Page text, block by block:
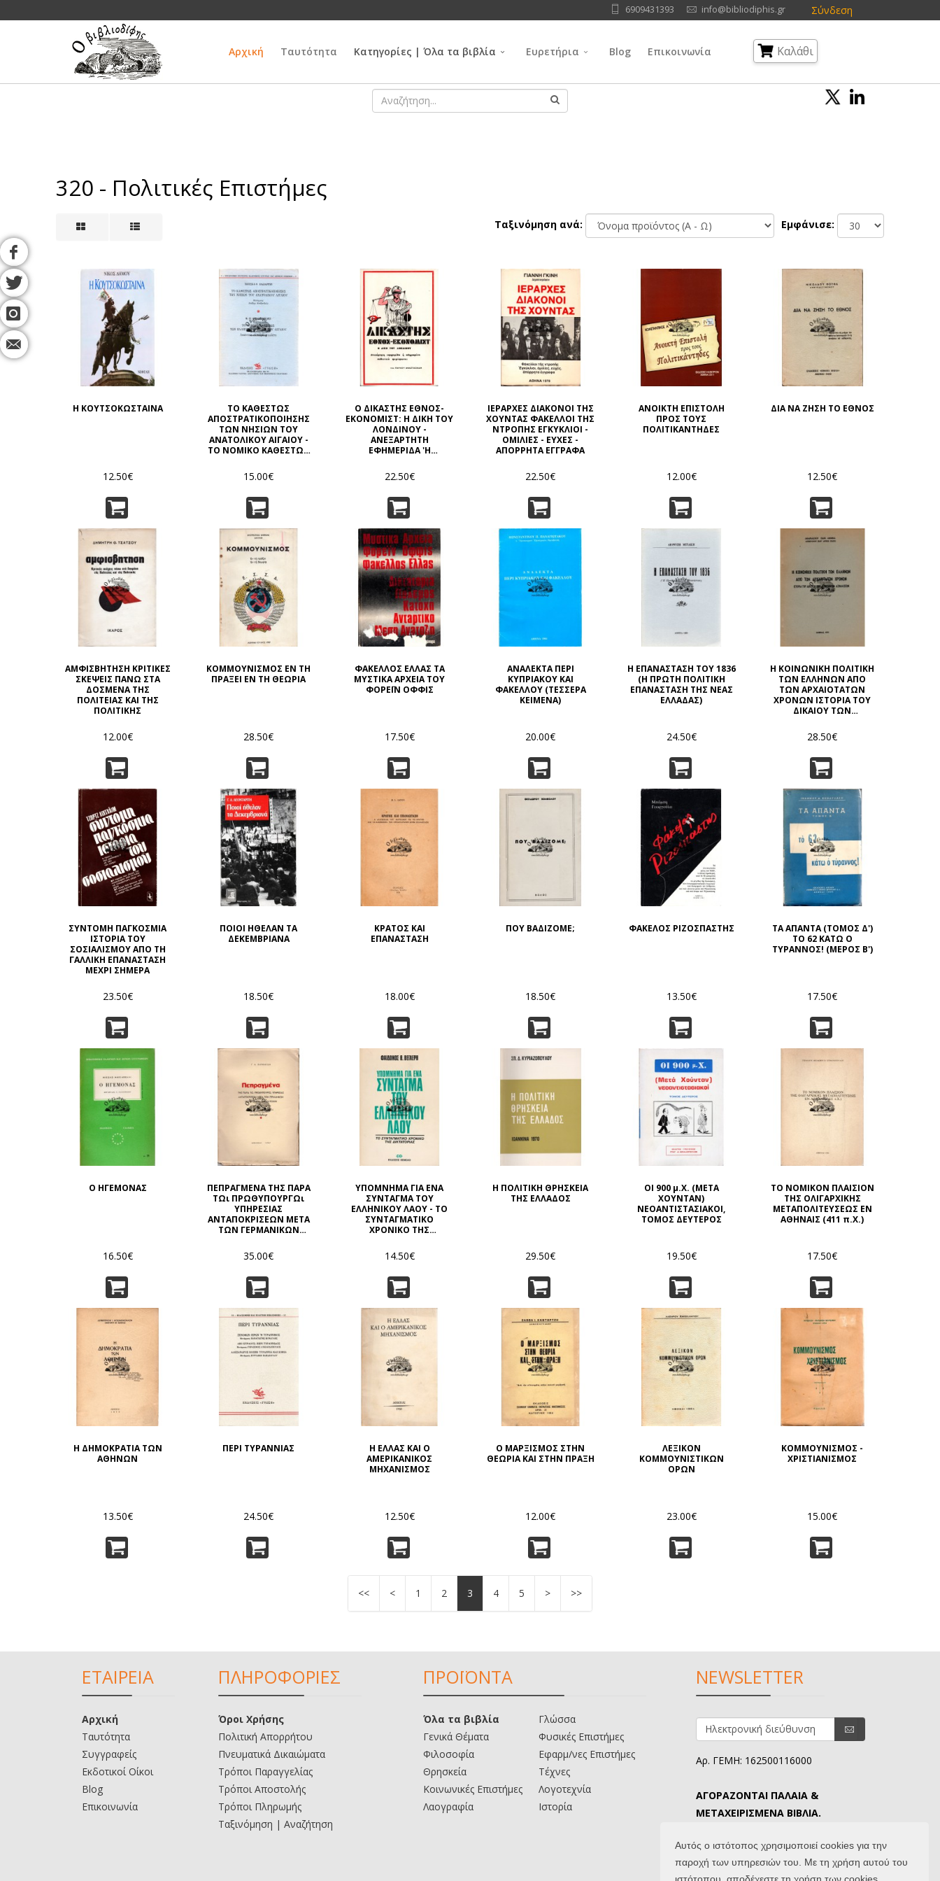
Αυτός ο ιστότοπος χρησιμοποιεί cookies για την
παροχή των υπηρεσιών του. Με τη χρήση αυτού του
Σύνδεση
6909431393 info@bibliodiphis.gr
Αρχική Ταυτότητα Κατηγορίες | Όλα τα βιβλία Ευρετήρια Blog Επικοινωνία Καλάθι
320 - Πολιτικές Επιστήμες
Εμφάνισε:
Ταξινόμηση ανά:
Η ΚΟΥΤΣΟΚΩΣΤΑΙΝΑ
12.50€
ΤΟ ΚΑΘΕΣΤΩΣ
ΑΠΟΣΤΡΑΤΙΚΟΠΟΙΗΣΗΣ
ΤΩΝ ΝΗΣΙΩΝ ΤΟΥ
ΑΝΑΤΟΛΙΚΟΥ ΑΙΓΑΙΟΥ -
ΤΟ ΝΟΜΙΚΟ ΚΑΘΕΣΤΩΣ
ΝΗΣΙΩΝ ΤΟΥ ΑΙΓΑΙΟΥ
15.00€
Ο ΔΙΚΑΣΤΗΣ ΕΘΝΟΣ-
ΕΚΟΝΟΜΙΣΤ: Η ΔΙΚΗ ΤΟΥ
ΛΟΝΔΙΝΟΥ -
ΑΝΕΞΑΡΤΗΤΗ
ΕΦΗΜΕΡΙΔΑ 'Η
ΦΕΡΕΦΩΝΟ;
22.50€
ΙΕΡΑΡΧΕΣ ΔΙΑΚΟΝΟΙ ΤΗΣ
ΧΟΥΝΤΑΣ ΦΑΚΕΛΛΟΙ ΤΗΣ
ΝΤΡΟΠΗΣ ΕΓΚΥΚΛΙΟΙ -
ΟΜΙΛΙΕΣ - ΕΥΧΕΣ -
ΑΠΟΡΡΗΤΑ ΕΓΓΡΑΦΑ
22.50€
ΑΝΟΙΚΤΗ ΕΠΙΣΤΟΛΗ
ΠΡΟΣ ΤΟΥΣ
ΠΟΛΙΤΙΚΑΝΤΗΔΕΣ
12.00€
ΔΙΑ ΝΑ ΖΗΣΗ ΤΟ ΕΘΝΟΣ
12.50€
ΑΜΦΙΣΒΗΤΗΣΗ ΚΡΙΤΙΚΕΣ
ΣΚΕΨΕΙΣ ΠΑΝΩ ΣΤΑ
ΔΟΣΜΕΝΑ ΤΗΣ
ΠΟΛΙΤΕΙΑΣ ΚΑΙ ΤΗΣ
ΠΟΛΙΤΙΚΗΣ
12.00€
ΚΟΜΜΟΥΝΙΣΜΟΣ ΕΝ ΤΗ
ΠΡΑΞΕΙ ΕΝ ΤΗ ΘΕΩΡΙΑ
28.50€
ΦΑΚΕΛΛΟΣ ΕΛΛΑΣ ΤΑ
ΜΥΣΤΙΚΑ ΑΡΧΕΙΑ ΤΟΥ
ΦΟΡΕΪΝ ΟΦΦΙΣ
17.50€
ΑΝΑΛΕΚΤΑ ΠΕΡΙ
ΚΥΠΡΙΑΚΟΥ ΚΑΙ
ΦΑΚΕΛΛΟΥ (ΤΕΣΣΕΡΑ
ΚΕΙΜΕΝΑ)
20.00€
Η ΕΠΑΝΑΣΤΑΣΗ ΤΟΥ 1836
(Η ΠΡΩΤΗ ΠΟΛΙΤΙΚΗ
ΕΠΑΝΑΣΤΑΣΗ ΤΗΣ ΝΕΑΣ
ΕΛΛΑΔΑΣ)
24.50€
Η ΚΟΙΝΩΝΙΚΗ ΠΟΛΙΤΙΚΗ
ΤΩΝ ΕΛΛΗΝΩΝ ΑΠΟ
ΤΩΝ ΑΡΧΑΙΟΤΑΤΩΝ
ΧΡΟΝΩΝ ΙΣΤΟΡΙΑ ΤΟΥ
ΔΙΚΑΙΟΥ ΤΩΝ
ΑΣΦΑΛΙΣΕΩΝ
28.50€
ΣΥΝΤΟΜΗ ΠΑΓΚΟΣΜΙΑ
ΙΣΤΟΡΙΑ ΤΟΥ
ΣΟΣΙΑΛΙΣΜΟΥ ΑΠΟ ΤΗ
ΓΑΛΛΙΚΗ ΕΠΑΝΑΣΤΑΣΗ
ΜΕΧΡΙ ΣΗΜΕΡΑ
23.50€
ΠΟΙΟΙ ΗΘΕΛΑΝ ΤΑ
ΔΕΚΕΜΒΡΙΑΝΑ
18.50€
ΚΡΑΤΟΣ ΚΑΙ
ΕΠΑΝΑΣΤΑΣΗ
18.00€
ΠΟΥ ΒΑΔΙΖΟΜΕ;
18.50€
ΦΑΚΕΛΟΣ ΡΙΖΟΣΠΑΣΤΗΣ
13.50€
ΤΑ ΑΠΑΝΤΑ (ΤΟΜΟΣ Δ')
ΤΟ 62 ΚΑΤΩ Ο
ΤΥΡΑΝΝΟΣ! (ΜΕΡΟΣ Β')
17.50€
Ο ΗΓΕΜΟΝΑΣ
16.50€
ΠΕΠΡΑΓΜΕΝΑ ΤΗΣ ΠΑΡΑ
ΤΩι ΠΡΩΘΥΠΟΥΡΓΩι
ΥΠΗΡΕΣΙΑΣ
ΑΝΤΑΠΟΚΡΙΣΕΩΝ ΜΕΤΑ
ΤΩΝ ΓΕΡΜΑΝΙΚΩΝ
ΚΑΤΟΧΗΝ
35.00€
ΥΠΟΜΝΗΜΑ ΓΙΑ ΕΝΑ
ΣΥΝΤΑΓΜΑ ΤΟΥ
ΕΛΛΗΝΙΚΟΥ ΛΑΟΥ - ΤΟ
ΣΥΝΤΑΓΜΑΤΙΚΟ
ΧΡΟΝΙΚΟ ΤΗΣ
14.50€
Η ΠΟΛΙΤΙΚΗ ΘΡΗΣΚΕΙΑ
ΤΗΣ ΕΛΛΑΔΟΣ
29.50€
ΟΙ 900 μ.Χ. (ΜΕΤΑ
ΧΟΥΝΤΑΝ)
ΝΕΟΑΝΤΙΣΤΑΣΙΑΚΟΙ,
ΤΟΜΟΣ ΔΕΥΤΕΡΟΣ
19.50€
ΤΟ ΝΟΜΙΚΟΝ ΠΛΑΙΣΙΟΝ
ΤΗΣ ΟΛΙΓΑΡΧΙΚΗΣ
ΜΕΤΑΠΟΛΙΤΕΥΣΕΩΣ ΕΝ
ΑΘΗΝΑΙΣ (411 π.Χ.)
17.50€
Η ΔΗΜΟΚΡΑΤΙΑ ΤΩΝ
ΑΘΗΝΩΝ
13.50€
ΠΕΡΙ ΤΥΡΑΝΝΙΑΣ
24.50€
Η ΕΛΛΑΣ ΚΑΙ Ο
ΑΜΕΡΙΚΑΝΙΚΟΣ
ΜΗΧΑΝΙΣΜΟΣ
12.50€
Ο ΜΑΡΞΙΣΜΟΣ ΣΤΗΝ
ΘΕΩΡΙΑ ΚΑΙ ΣΤΗΝ ΠΡΑΞΗ
12.00€
ΛΕΞΙΚΟΝ
ΚΟΜΜΟΥΝΙΣΤΙΚΩΝ
ΟΡΩΝ
23.00€
ΚΟΜΜΟΥΝΙΣΜΟΣ -
ΧΡΙΣΤΙΑΝΙΣΜΟΣ
15.00€
<< < 1 2 3 4 5 > >>
ΕΤΑΙΡΕΙΑ
Αρχική
Ταυτότητα
Συγγραφείς
Εκδοτικοί Οίκοι
Blog
Επικοινωνία
ΠΛΗΡΟΦΟΡΙΕΣ
Όροι Χρήσης
Πολιτική Απορρήτου
Πνευματικά Δικαιώματα
Τρόποι Παραγγελίας
Τρόποι Αποστολής
Τρόποι Πληρωμής
Ταξινόμηση | Αναζήτηση
ΠΡΟΪΟΝΤΑ
Όλα τα βιβλία
Γενικά Θέματα
Φιλοσοφία
Θρησκεία
Κοινωνικές Επιστήμες
Λαογραφία
Γλώσσα
Φυσικές Επιστήμες
Εφαρμ/νες Επιστήμες
Τέχνες
Λογοτεχνία
Ιστορία
NEWSLETTER
Αρ. ΓΕΜΗ: 162500116000
ΑΓΟΡΑΖΟΝΤΑΙ ΠΑΛΑΙΑ &
ΜΕΤΑΧΕΙΡΙΣΜΕΝΑ ΒΙΒΛΙΑ.